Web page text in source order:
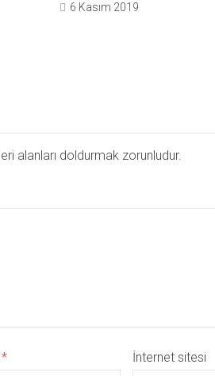
6 Kasım 2019
alanları doldurmak zorunludur.
* İnternet sitesi